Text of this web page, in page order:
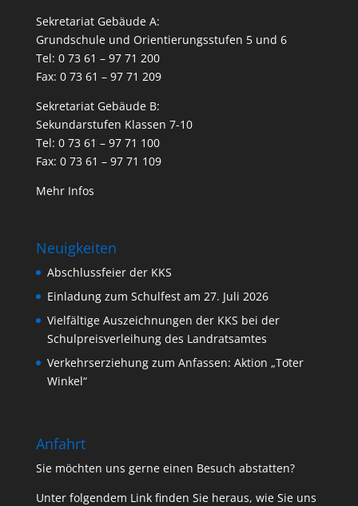
Sekretariat Gebäude A:
Grundschule und Orientierungsstufen 5 und 6
Tel: 0 73 61 – 97 71 200
Fax: 0 73 61 – 97 71 209
Sekretariat Gebäude B:
Sekundarstufen Klassen 7-10
Tel: 0 73 61 – 97 71 100
Fax: 0 73 61 – 97 71 109
Mehr Infos
Neuigkeiten
Abschlussfeier der KKS
Einladung zum Schulfest am 27. Juli 2026
Vielfältige Auszeichnungen der KKS bei der
Schulpreisverleihung des Landratsamtes
Verkehrserziehung zum Anfassen: Aktion „Toter
Winkel“
Anfahrt
Sie möchten uns gerne einen Besuch abstatten?
Unter folgendem Link finden Sie heraus, wie Sie uns